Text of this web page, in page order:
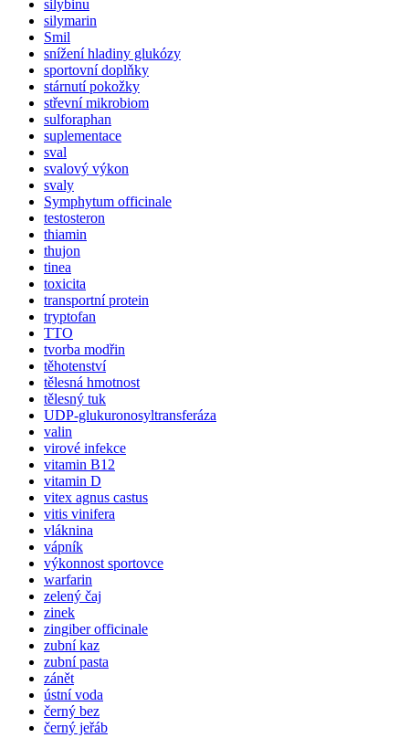
silybinu
silymarin
Smil
snížení hladiny glukózy
sportovní doplňky
stárnutí pokožky
střevní mikrobiom
sulforaphan
suplementace
sval
svalový výkon
svaly
Symphytum officinale
testosteron
thiamin
thujon
tinea
toxicita
transportní protein
tryptofan
TTO
tvorba modřin
těhotenství
tělesná hmotnost
tělesný tuk
UDP-glukuronosyltransferáza
valin
virové infekce
vitamin B12
vitamin D
vitex agnus castus
vitis vinifera
vláknina
vápník
výkonnost sportovce
warfarin
zelený čaj
zinek
zingiber officinale
zubní kaz
zubní pasta
zánět
ústní voda
černý bez
černý jeřáb